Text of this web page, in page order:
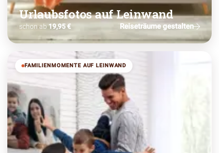
Urlaubsfotos auf Leinwand
schon ab 19,95 € Reiseträume gestalten
FAMILIENMOMENTE AUF LEINWAND